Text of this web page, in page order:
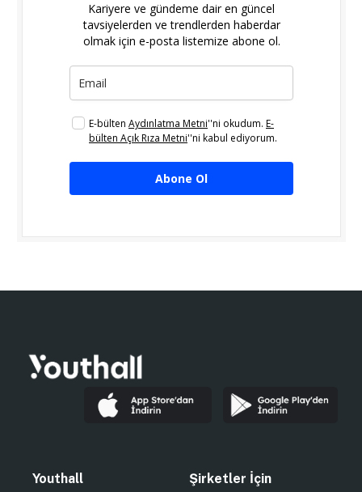
Kariyere ve gündeme dair en güncel
tavsiyelerden ve trendlerden haberdar
olmak için e-posta listemize abone ol.
E-bülten Aydınlatma Metni''ni okudum. E-
bülten Açık Rıza Metni''ni kabul ediyorum.
Abone Ol
Youthall Şirketler İçin